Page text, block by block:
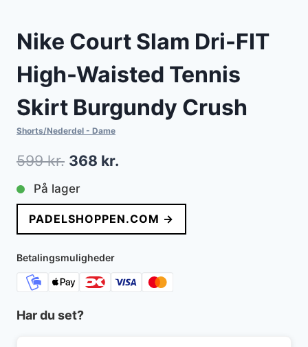
Nike Court Slam Dri-FIT
High-Waisted Tennis
Skirt Burgundy Crush
Shorts/Nederdel - Dame
599kr. Den
oprindelige
pris
var:
599 kr..
368 kr.
pris
er:
På lager
PADELSHOPPEN.COM →
Betalingsmuligheder
Har du set?